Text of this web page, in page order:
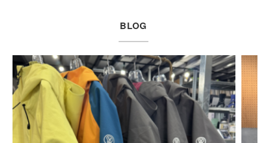
BLOG